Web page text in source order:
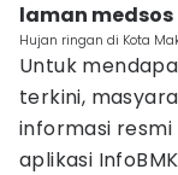
laman medsos
Hujan ringan di Kota
Untuk
terkini,
informasi resmi
aplikasi